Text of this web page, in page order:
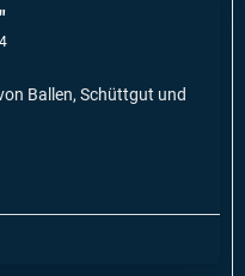
Ballen, Schüttgut und